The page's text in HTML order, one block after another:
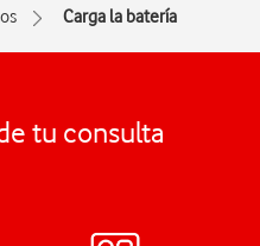
Carga la batería
tu consulta